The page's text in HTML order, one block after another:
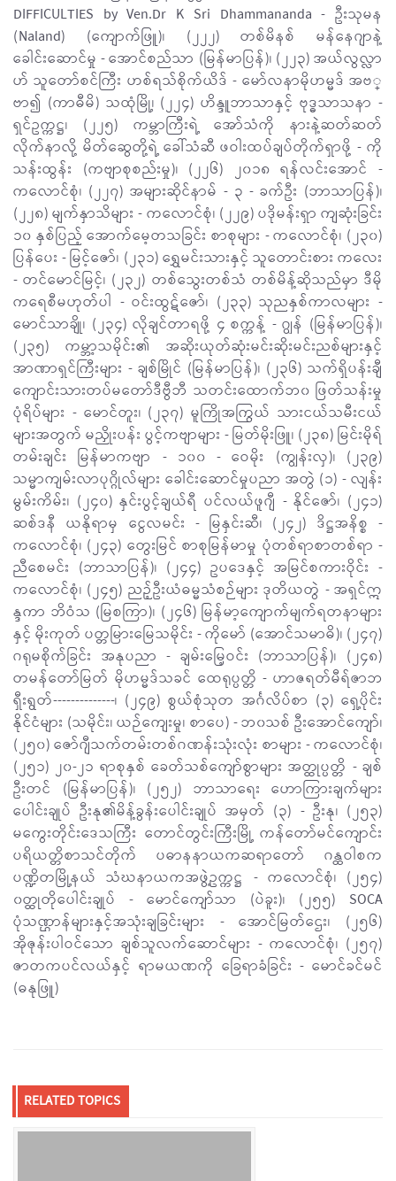
DIFFICULTIES by Ven.Dr K Sri Dhammananda - ဦးသုမန
(Naland) (ကျောက်ဖြူ)၊ (၂၂၂) တစ်မိနစ် မန်နေဂျာနဲ့
ခေါင်းဆောင်မှု - အောင်စည်သာ (မြန်မာပြန်)၊ (၂၂၃) အယ်လွလ္လာ
ဟ် သူတော်စင်ကြီး ဟစ်ရသ်စိုက်ယိဒ် - မော်လနာမိုဟမ္မဒ် အဗ္
ဗာ၍ (ကာဓီမိ) သထုံမြို့၊ (၂၂၄) ဟိန္ဒူဘာသာနှင့် ဗုဒ္ဓသာသနာ -
ရှင်ဥက္ကဋ္ဌ၊ (၂၂၅) ကမ္ဘာကြီးရဲ့ အော်သံကို နားနဲ့ဆတ်ဆတ်
လိုက်နာလို့ မိတ်ဆွေတို့ရဲ့ ခေါ်သံဆီ ဖဝါးထပ်ချပ်တိုက်ရှာဖို့ - ကို
သန်းထွန်း (ကဗျာစုစည်းမှု)၊ (၂၂၆) ၂၀၁၈ ရန်လင်းအောင် -
ကလောင်စုံ၊ (၂၂၇) အများဆိုင်နာမ် - ၃ - ခက်ဦး (ဘာသာပြန်)၊
(၂၂၈) မျက်နှာသိများ - ကလောင်စုံ၊ (၂၂၉) ပဒိုမန်းရှာ ကျဆုံးခြင်း
၁၀ နှစ်ပြည့် အောက်မေ့တသခြင်း စာစုများ - ကလောင်စုံ၊ (၂၃၀)
ပြန်ပေး - မြင့်ဇော်၊ (၂၃၁) ရွှေမင်းသားနှင့် သူတောင်းစား ကလေး
- တင်မောင်မြင့်၊ (၂၃၂) တစ်သွေးတစ်သံ တစ်မိန့်ဆိုသည်မှာ ဒီမို
ကရေစီမဟုတ်ပါ - ဝင်းထွဋ်ဇော်၊ (၂၃၃) သုညနှစ်ကာလများ -
မောင်သာချို၊ (၂၃၄) လိုချင်တာရဖို့ ၄ စက္ကန့် - ဂျွန် (မြန်မာပြန်)၊
(၂၃၅) ကမ္ဘာ့သမိုင်း၏ အဆိုးယုတ်ဆုံးမင်းဆိုးမင်းညစ်များနှင့်
အာဏာရှင်ကြီးများ - ချစ်မြိုင် (မြန်မာပြန်)၊ (၂၃၆) သက်ရှိပန်းချီ
ကျောင်းသားတပ်မတော်ဒီဗွီဘီ သတင်းထောက်ဘ၀ ဖြတ်သန်းမှု
ပုံရိပ်များ - မောင်တူး၊ (၂၃၇) မူကြိုအကြွယ် သားငယ်သမီးငယ်
များအတွက် မညှိုးပန်း ပွင့်ကဗျာများ - မြတ်မိုးဖြူ၊ (၂၃၈) မြင်းမိုရ်
တမ်းချင်း မြန်မာကဗျာ - ၁၀၀ - ဝေမိုး (ကျွန်းလှ)၊ (၂၃၉)
သမ္မာကျမ်းလာပုဂ္ဂိုလ်များ ခေါင်းဆောင်မှုပညာ အတွဲ (၁) - လျန်း
မွမ်းကိမ်း၊ (၂၄၀) နှင်းပွင့်ချယ်ရီ ပင်လယ်ဖူဂျီ - နိုင်ဇော်၊ (၂၄၁)
ဆစ်ဒနီ ယနိုရာမှ ငွေလမင်း - မြနှင်းဆီ၊ (၂၄၂) ဒိဋ္ဌအနိစ္စ -
ကလောင်စုံ၊ (၂၄၃) တွေးမြင် စာစုမြန်မာမှု ပုံတစ်ရာစာတစ်ရာ -
ညီစေမင်း (ဘာသာပြန်)၊ (၂၄၄) ဥပဒေနှင့် အမြင်စကားဝိုင်း -
ကလောင်စုံ၊ (၂၄၅) ညဉ့်ဦးယံဓမ္မသံစဉ်များ ဒုတိယတွဲ - အရှင်ဣ
န္ဒကာ ဘိဝံသ (မြစကြာ)၊ (၂၄၆) မြန်မာ့ကျောက်မျက်ရတနာများ
နှင့် မိုးကုတ် ပတ္တမြားမြေသမိုင်း - ကိုမော် (အောင်သမာဓိ)၊ (၂၄၇)
ဂရုမစိုက်ခြင်း အနုပညာ - ချမ်းမြေ့ဝင်း (ဘာသာပြန်)၊ (၂၄၈)
တမန်တော်မြတ် မိုဟမ္မဒ်သခင် ထေရုပ္ပတ္တိ - ဟာဇရတ်မီရ်ဇာဘ
ရှီးရွတ်--------------၊ (၂၄၉) စွယ်စုံသုတ အင်္ဂလိပ်စာ (၃) ရှေ့ပိုင်း
နိုင်ငံများ (သမိုင်း၊ ယဉ်ကျေးမှု၊ စာပေ) - ဘ၀သစ် ဦးအောင်ကျော်၊
(၂၅၀) ဇော်ဂျီသက်တမ်းတစ်ဂဏန်းသုံးလုံး စာများ - ကလောင်စုံ၊
(၂၅၁) ၂၀-၂၁ ရာစုနှစ် ခေတ်သစ်ကျော်စွာများ အတ္ထုပ္ပတ္တိ - ချစ်
ဦးတင် (မြန်မာပြန်)၊ (၂၅၂) ဘာသာရေး ဟောကြားချက်များ
ပေါင်းချုပ် ဦးနု၏မိန့်ခွန်းပေါင်းချုပ် အမှတ် (၃) - ဦးနု၊ (၂၅၃)
မကွေးတိုင်းဒေသကြီး တောင်တွင်းကြီးမြို့ ကန်တော်မင်ကျောင်း
ပရိယတ္တိစာသင်တိုက် ပဓာနနာယကဆရာတော် ဂန္ထဝါစက
ပဏ္ဍိတမြို့နယ် သံဃနာယကအဖွဲ့ဥက္ကဋ္ဌ - ကလောင်စုံ၊ (၂၅၄)
၀တ္ထုတိုပေါင်းချုပ် - မောင်ကျော်သာ (ပဲခူး)၊ (၂၅၅) SOCA
ပုံသဏ္ဌာန်များနှင့်အသုံးချခြင်းများ - အောင်မြတ်ဌေး၊ (၂၅၆)
အိုဇုန်းပါဝင်သော ချစ်သူလက်ဆောင်များ - ကလောင်စုံ၊ (၂၅၇)
ဇာတကပင်လယ်နှင့် ရာမယဏကို ခြေရာခံခြင်း - မောင်ခင်မင်
(ဓနုဖြူ)
RELATED TOPICS